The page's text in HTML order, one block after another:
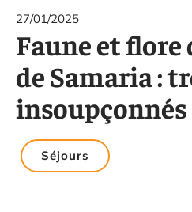
27/01/2025
Faune et flore
de Samaria :
insoupçonnés
Séjours